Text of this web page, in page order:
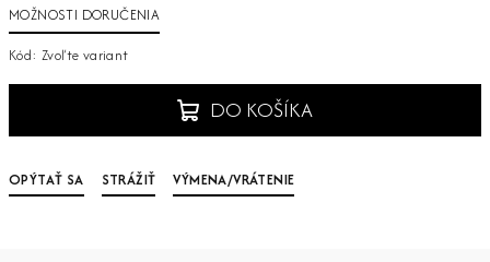
MOŽNOSTI DORUČENIA
Kód: Zvoľte variant
DO KOŠÍKA
OPÝTAŤ SA STRÁŽIŤ VÝMENA/VRÁTENIE